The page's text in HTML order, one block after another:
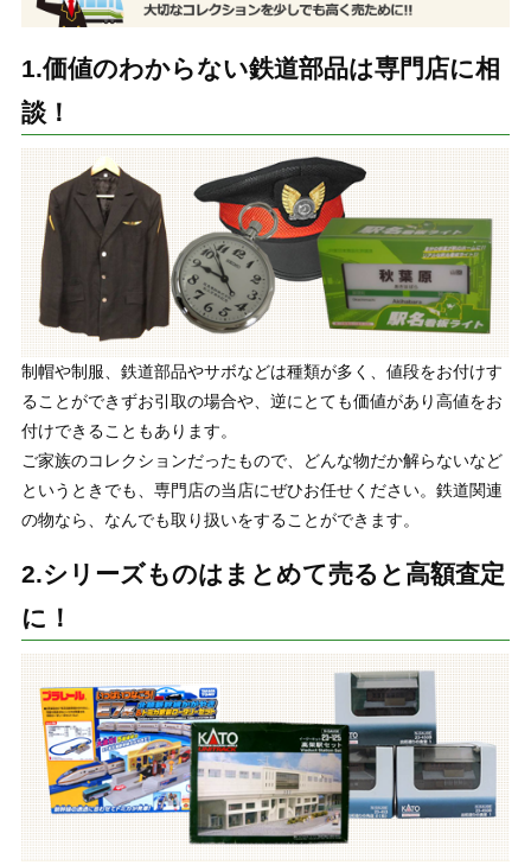
1.価値のわからない鉄道部品は専門店に相
談！
制帽や制服、鉄道部品やサボなどは種類が多く、値段をお付けす
ることができずお引取の場合や、逆にとても価値があり高値をお
付けできることもあります。
ご家族のコレクションだったもので、どんな物だか解らないなど
というときでも、専門店の当店にぜひお任せください。鉄道関連
の物なら、なんでも取り扱いをすることができます。
2.シリーズものはまとめて売ると高額査定
に！